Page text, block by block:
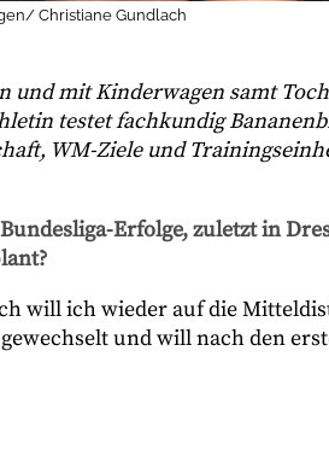
Christiane Gundlach
und mit Kinderwagen samt
testet fachkundig
WM-Ziele und
Erfolge, zuletzt in
will ich wieder auf die
und will nach den